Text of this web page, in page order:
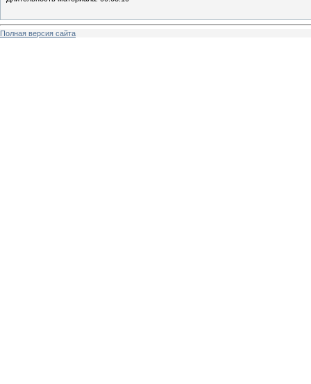
Полная версия сайта